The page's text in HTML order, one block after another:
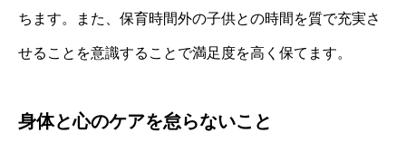
ちます。また、保育時間外の子供との時間を質で充実さ
せることを意識することで満足度を高く保てます。
身体と心のケアを怠らないこと